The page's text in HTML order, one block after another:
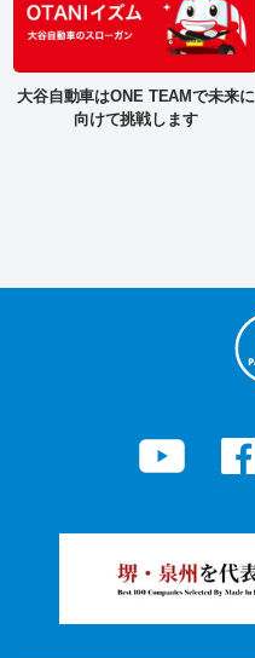
大谷自動車はONE TEAMで未来に
向けて挑戦します